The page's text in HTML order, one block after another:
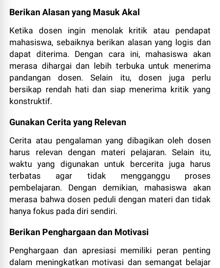
Berikan Alasan yang Masuk Akal
Ketika dosen ingin menolak kritik atau pendapat
mahasiswa, sebaiknya berikan alasan yang logis dan
dapat diterima. Dengan cara ini, mahasiswa akan
merasa dihargai dan lebih terbuka untuk menerima
pandangan dosen. Selain itu, dosen juga perlu
bersikap rendah hati dan siap menerima kritik yang
konstruktif.
Gunakan Cerita yang Relevan
Cerita atau pengalaman yang dibagikan oleh dosen
harus relevan dengan materi pelajaran. Selain itu,
waktu yang digunakan untuk bercerita juga harus
terbatas agar tidak mengganggu proses
pembelajaran. Dengan demikian, mahasiswa akan
merasa bahwa dosen peduli dengan materi dan tidak
hanya fokus pada diri sendiri.
Berikan Penghargaan dan Motivasi
Penghargaan dan apresiasi memiliki peran penting
dalam meningkatkan motivasi dan semangat belajar